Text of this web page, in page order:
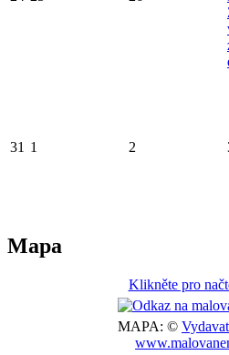
31 1 2
Mapa
Klikněte pro
MAPA: ©